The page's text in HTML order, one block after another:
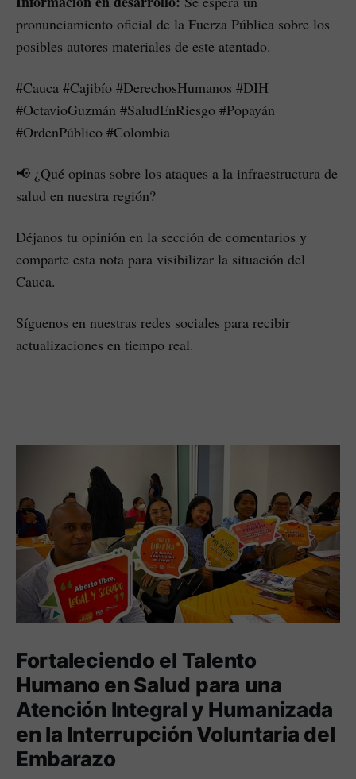
pronunciamiento oficial de la Fuerza Pública sobre los
posibles autores materiales de este atentado.
#Cauca #Cajibío #DerechosHumanos #DIH
#OctavioGuzmán #SaludEnRiesgo #Popayán
#OrdenPúblico #Colombia
📢 ¿Qué opinas sobre los ataques a la infraestructura de
salud en nuestra región?
Déjanos tu opinión en la sección de comentarios y
comparte esta nota para visibilizar la situación del
Cauca.
Síguenos en nuestras redes sociales para recibir
actualizaciones en tiempo real.
Fortaleciendo el Talento
Humano en Salud para una
Atención Integral y Humanizada
en la Interrupción Voluntaria del
Embarazo